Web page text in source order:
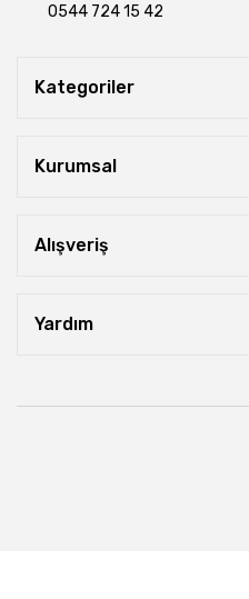
0544 724 15 42
Kategoriler
Kurumsal
Alışveriş
Yardım